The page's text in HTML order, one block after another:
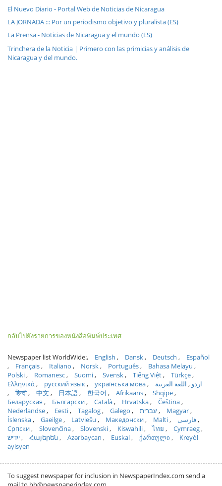
El Nuevo Diario - Portal Web de Noticias de Nicaragua
LA JORNADA ::: Por un periodismo objetivo y pluralista (ES)
La Prensa - Noticias de Nicaragua y el mundo (ES)
Trinchera de la Noticia | Primero con las primicias y análisis de
Nicaragua y del mundo.
กลับไปยังรายการของหนังสือพิมพ์ประเทศ
Newspaper list WorldWide: English Dansk Deutsch
Español
Français
Italiano Norsk Português
Bahasa Melayu
Polski
Romanesc Suomi Svensk Tiếng Việt
Türkçe
Ελληνικά
русский язык українська мова اردو
اللغة العربية
हिन्दी
中文 日本語 한국어 Afrikaans
Shqipe
Беларуская
Български Català Hrvatska
Čeština
Nederlandse
Eesti Tagalog Galego עברית
Magyar
Íslenska
Gaeilge Latviešu Македонски Malti
فارسی
Српски
Slovenčina Slovenski Kiswahili ไทย
Cymraeg
ייִדיש
Հայերեն Azərbaycan Euskal ქართული
Kreyòl
ayisyen
To suggest newspaper for inclusion in NewspaperIndex.com send a